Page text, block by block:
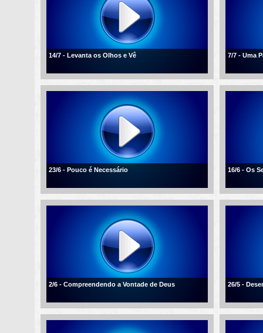
14/7 - Levanta os Olhos e Vê 7/7 - Uma
23/6 - Pouco é Necessário 16/6 - Os
2/6 - Compreendendo a Vontade de Deus 26/5 -